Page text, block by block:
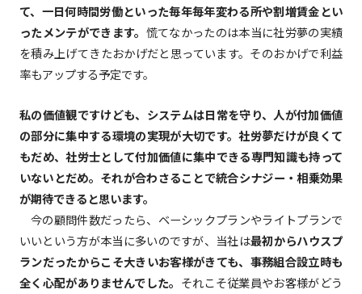
て、一日何時間労働といった毎年毎年変わる所や割増賃金とい
ったメンテができます。 慌てなかったのは本当に社労夢の実績
を積み上げてきたおかげだと思っています。そのおかげで利益
率もアップする予定です。
私の価値観ですけども、システムは日常を守り、人が付加価値
の部分に集中する環境の実現が大切です。社労夢だけが良くて
もだめ、社労士として付加価値に集中できる専門知識も持って
いないとだめ。それが合わさることで統合シナジー・相乗効果
が期待できると思います。
今の顧問件数だったら、ベーシックプランやライトプランで
いいという方が本当に多いのですが、当社は最初からハウスプ
ランだったからこそ大きいお客様がきても、事務組合設立時も
全く心配がありませんでした。 それこそ従業員やお客様がどう